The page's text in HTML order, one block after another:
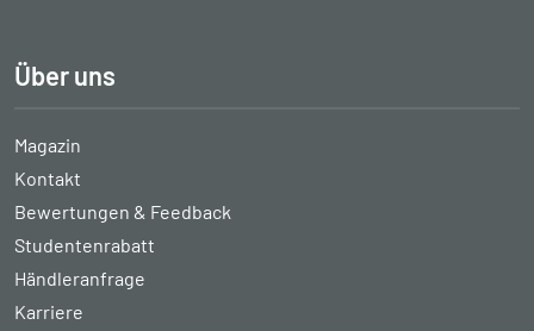
Über uns
Magazin
Kontakt
Bewertungen & Feedback
Studentenrabatt
Händleranfrage
Karriere